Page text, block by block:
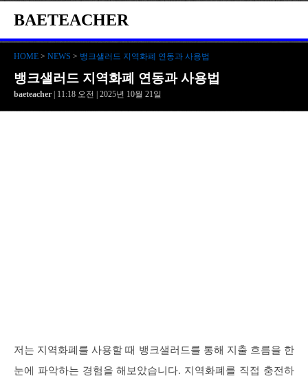
BAETEACHER
HOME > NEWS > 뱅크샐러드 지역화폐 연동과 사용법
뱅크샐러드 지역화폐 연동과 사용법
baeteacher | 11:18 오전 | 2025년 10월 21일
저는 지역화폐를 사용할 때 뱅크샐러드를 통해 지출 흐름을 한
눈에 파악하는 경험을 해보았습니다. 지역화폐를 직접 충전하